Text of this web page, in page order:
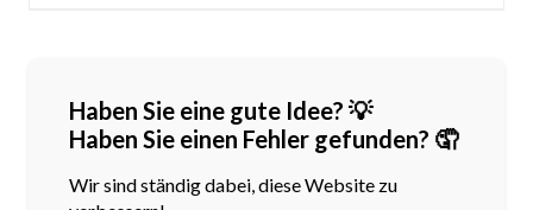
Haben Sie eine gute Idee? 💡
Haben Sie einen Fehler gefunden? 🤦
Wir sind ständig dabei, diese Website zu